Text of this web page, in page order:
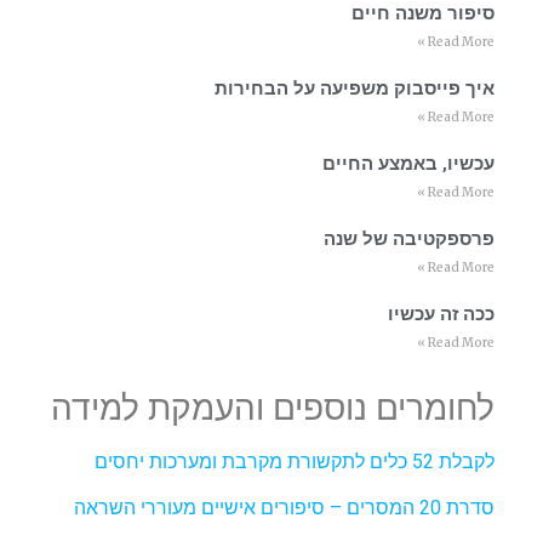
סיפור משנה חיים
Read More »
איך פייסבוק משפיעה על הבחירות
Read More »
עכשיו, באמצע החיים
Read More »
פרספקטיבה של שנה
Read More »
ככה זה עכשיו
Read More »
לחומרים נוספים והעמקת למידה
לקבלת 52 כלים לתקשורת מקרבת ומערכות יחסים
סדרת 20 המסרים – סיפורים אישיים מעוררי השראה